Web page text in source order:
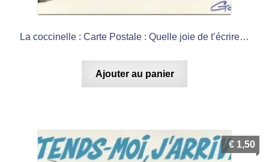
La coccinelle : Carte Postale : Quelle joie de t’écrire…
Ajouter au panier
€ 1,50